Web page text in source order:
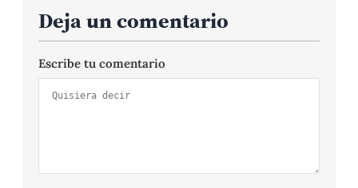
Deja un comentario
Escribe tu comentario